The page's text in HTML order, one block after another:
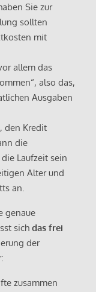
Sie zur
sollten
mit
allem das
also das,
Ausgaben
den Kredit
die
Laufzeit sein
Alter und
an.
genaue
sich das frei
der
zusammen